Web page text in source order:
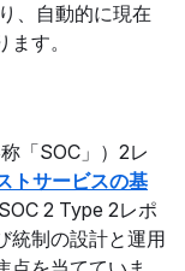
、自動的に現在
す。
「SOC」）2レ
トサービスの基
2 Type 2レポ
統制の設計と運用